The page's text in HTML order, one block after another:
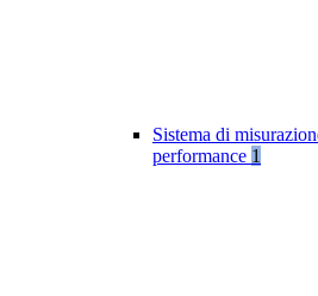
Sistema di
performance 1